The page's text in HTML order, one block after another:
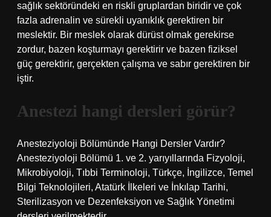
sağlık sektöründeki en riskli gruplardan biridir ve çok
fazla adrenalin ve sürekli uyanıklık gerektiren bir
meslektir. Bir meslek olarak dürüst olmak gerekirse
zordur, bazen koşturmayı gerektirir ve bazen fiziksel
güç gerektirir, gerçekten çalışma ve sabır gerektiren bir
iştir.
Anestezi hangi dersleri görür?
Anesteziyoloji Bölümünde Hangi Dersler Vardır?
Anesteziyoloji Bölümü 1. ve 2. yarıyıllarında Fizyoloji,
Mikrobiyoloji, Tıbbi Terminoloji, Türkçe, İngilizce, Temel
Bilgi Teknolojileri, Atatürk İlkeleri ve İnkılap Tarihi,
Sterilizasyon ve Dezenfeksiyon ve Sağlık Yönetimi